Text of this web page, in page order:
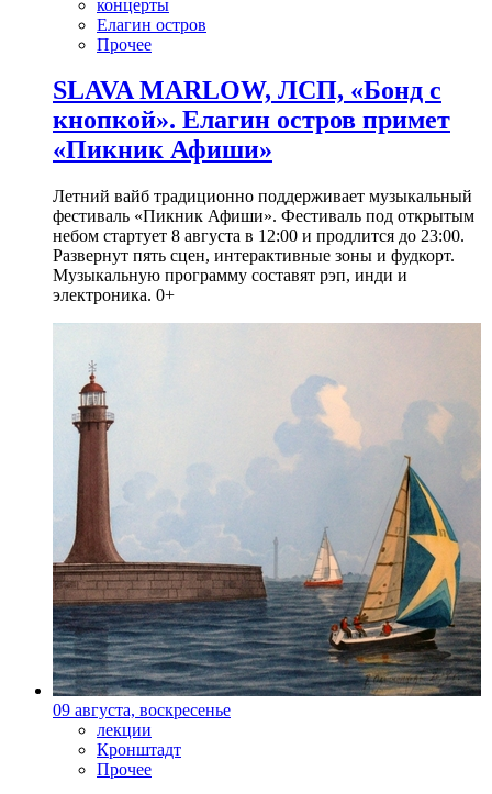
концерты
Елагин остров
Прочее
SLAVA MARLOW, ЛСП, «Бонд с
кнопкой». Елагин остров примет
«Пикник Афиши»
Летний вайб традиционно поддерживает музыкальный
фестиваль «Пикник Афиши». Фестиваль под открытым
небом стартует 8 августа в 12:00 и продлится до 23:00.
Развернут пять сцен, интерактивные зоны и фудкорт.
Музыкальную программу составят рэп, инди и
электроника. 0+
09 августа, воскресенье
лекции
Кронштадт
Прочее